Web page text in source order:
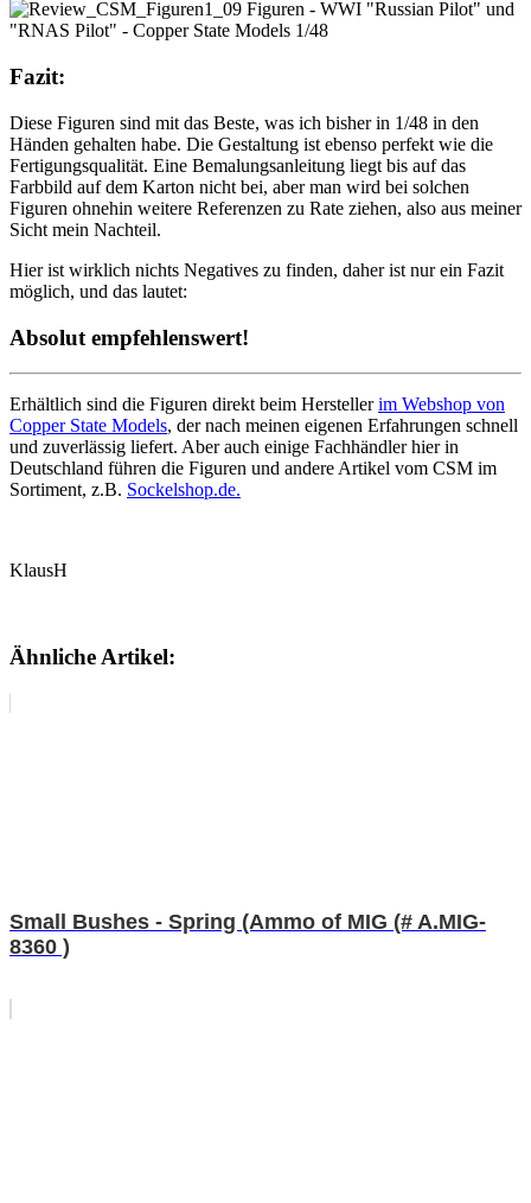
Fazit:
Diese Figuren sind mit das Beste, was ich bisher in 1/48 in den
Händen gehalten habe. Die Gestaltung ist ebenso perfekt wie die
Fertigungsqualität. Eine Bemalungsanleitung liegt bis auf das
Farbbild auf dem Karton nicht bei, aber man wird bei solchen
Figuren ohnehin weitere Referenzen zu Rate ziehen, also aus meiner
Sicht mein Nachteil.
Hier ist wirklich nichts Negatives zu finden, daher ist nur ein Fazit
möglich, und das lautet:
Absolut empfehlenswert!
Erhältlich sind die Figuren direkt beim Herstellerim Webshop von
Copper State Models, der nach meinen eigenen Erfahrungen schnell
und zuverlässig liefert. Aber auch einige Fachhändler hier in
Deutschland führen die Figuren und andere Artikel vom CSM im
Sortiment, z.B. Sockelshop.de.
KlausH
Ähnliche Artikel:
Small Bushes - Spring (Ammo of MIG (# A.MIG-
8360 )